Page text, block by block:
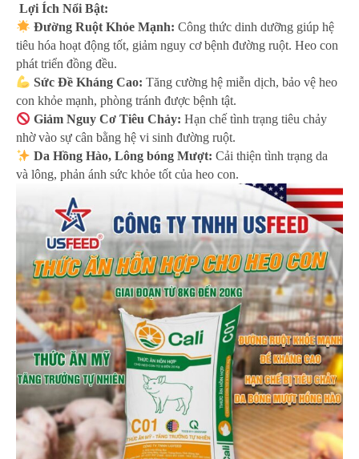
Lợi Ích Nổi Bật:
Đường Ruột Khỏe Mạnh:Công thức dinh dưỡng giúp hệ
tiêu hóa hoạt động tốt, giảm nguy cơ bệnh đường ruột. Heo con
phát triển đồng đều.
Sức Đề Kháng Cao: Tăng cường hệ miễn dịch, bảo vệ heo
con khỏe mạnh, phòng tránh được bệnh tật.
Giảm Nguy Cơ Tiêu Chảy: Hạn chế tình trạng tiêu chảy
nhờ vào sự cân bằng hệ vi sinh đường ruột.
Da Hồng Hào, Lông bóng Mượt: Cải thiện tình trạng da
và lông, phản ánh sức khỏe tốt của heo con.